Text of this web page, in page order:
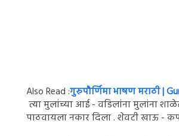
Also Read :गुरुपौर्णिमा भाषण मराठी |
त्या मुलांच्या आई - वडिलांना मुलांना
पाठवायला नकार दिला . शेवटी खाऊ -